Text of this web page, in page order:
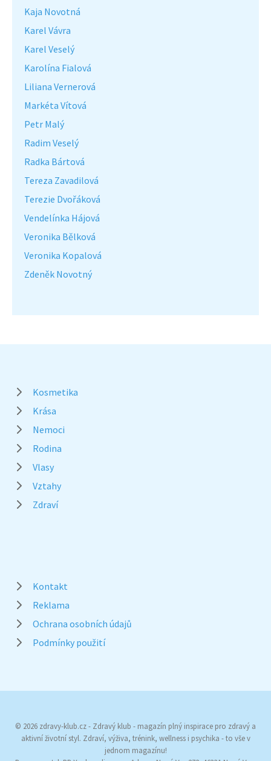
Kaja Novotná
Karel Vávra
Karel Veselý
Karolína Fialová
Liliana Vernerová
Markéta Vítová
Petr Malý
Radim Veselý
Radka Bártová
Tereza Zavadilová
Terezie Dvořáková
Vendelínka Hájová
Veronika Bělková
Veronika Kopalová
Zdeněk Novotný
Kosmetika
Krása
Nemoci
Rodina
Vlasy
Vztahy
Zdraví
Kontakt
Reklama
Ochrana osobních údajů
Podmínky použití
© 2026 zdravy-klub.cz - Zdravý klub - magazín plný inspirace pro zdravý a
aktivní životní styl. Zdraví, výživa, trénink, wellness i psychika - to vše v
jednom magazínu!